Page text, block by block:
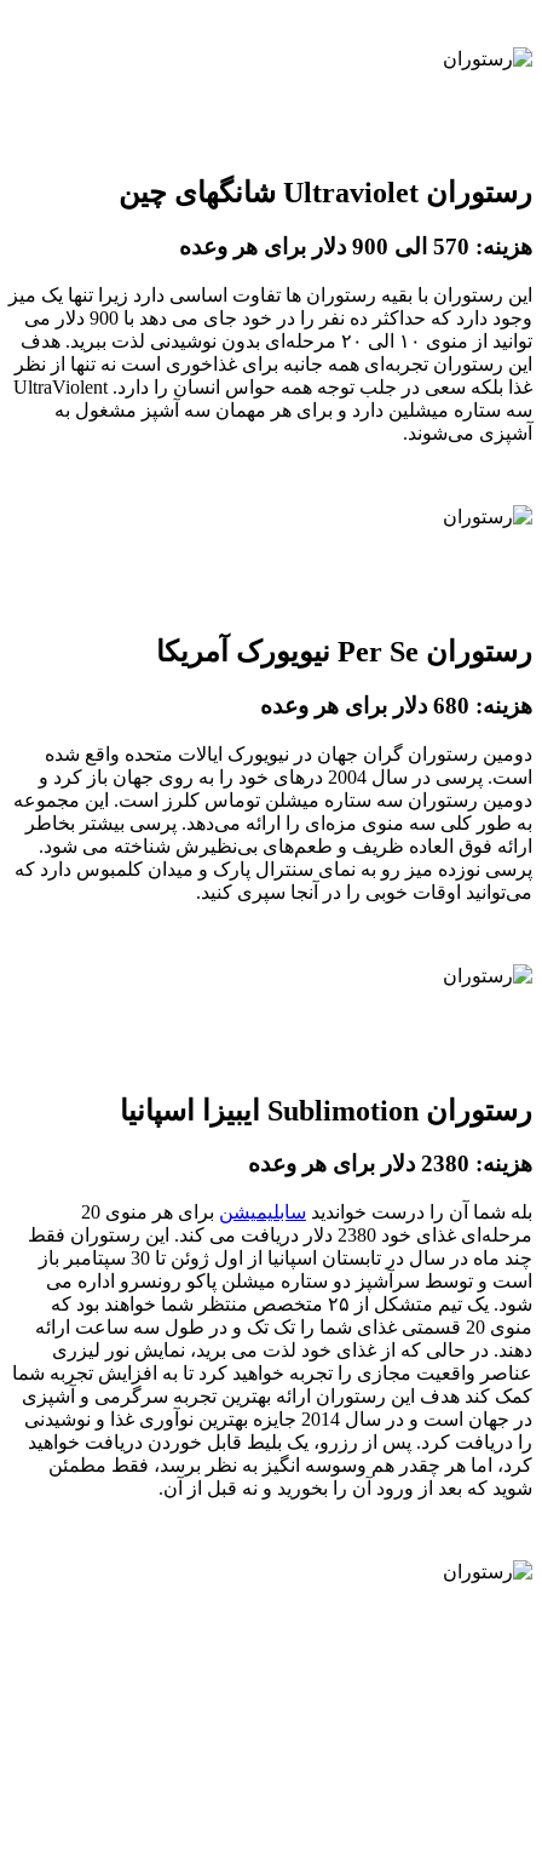
رستوران Ultraviolet شانگهای چین
هزینه: 570 الی 900 دلار برای هر وعده
این رستوران با بقیه رستوران ها تفاوت اساسی دارد زیرا تنها یک میز
وجود دارد که حداکثر ده نفر را در خود جای می دهد با 900 دلار می
توانید از منوی ۱۰ الی ۲۰ مرحله‌ای بدون نوشیدنی لذت ببرید. هدف
این رستوران تجربه‌ای همه جانبه برای غذاخوری است نه تنها از نظر
غذا بلکه سعی در جلب توجه همه حواس انسان را دارد. UltraViolent
سه ستاره میشلین دارد و برای هر مهمان سه آشپز مشغول به
آشپزی می‌شوند.
رستوران Per Se نیویورک آمریکا
هزینه: 680 دلار برای هر وعده
دومین رستوران گران جهان در نیویورک ایالات متحده واقع شده
است. پرسی در سال 2004 درهای خود را به روی جهان باز کرد و
دومین رستوران سه ستاره میشلن توماس کلرز است. این مجموعه
به طور کلی سه منوی مزه‌ای را ارائه می‌دهد. پرسی بیشتر بخاطر
ارائه فوق العاده ظریف و طعم‌های بی‌نظیرش شناخته می شود.
پرسی نوزده میز رو به نمای سنترال پارک و میدان کلمبوس دارد که
می‌توانید اوقات خوبی را در آنجا سپری کنید.
رستوران Sublimotion ایبیزا اسپانیا
هزینه: 2380 دلار برای هر وعده
بله شما آن را درست خواندید سابلیمیشن
برای هر منوی 20
مرحله‌ای غذای خود 2380 دلار دریافت می کند. این رستوران فقط
چند ماه در سال در تابستان اسپانیا از اول ژوئن تا 30 سپتامبر باز
است و توسط سرآشپز دو ستاره میشلن پاکو رونسرو اداره می
شود. یک تیم متشکل از ۲۵ متخصص منتظر شما خواهند بود که
منوی 20 قسمتی غذای شما را تک تک و در طول سه ساعت ارائه
دهند. در حالی که از غذای خود لذت می برید، نمایش نور لیزری
عناصر واقعیت مجازی را تجربه خواهید کرد تا به افزایش تجربه شما
کمک کند هدف این رستوران ارائه بهترین تجربه سرگرمی و آشپزی
در جهان است و در سال 2014 جایزه بهترین نوآوری غذا و نوشیدنی
را دریافت کرد. پس از رزرو، یک بلیط قابل خوردن دریافت خواهید
کرد، اما هر چقدر هم وسوسه انگیز به نظر برسد، فقط مطمئن
شوید که بعد از ورود آن را بخورید و نه قبل از آن.